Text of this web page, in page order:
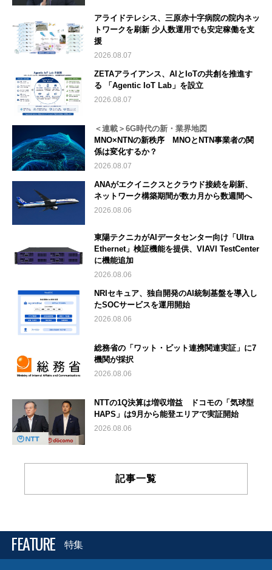
アライドテレシス、三原赤十字病院の院内ネッ
トワークを刷新 少人数運用でも安定稼働を支
援
2026.08.07
ZETAアライアンス、AIとIoTの共創を推進す
る 「Agentic IoT Lab」を設立
2026.08.07
＜連載＞6G時代の新・業界地図
MNO×NTNの新秩序 MNOとNTN事業者の関
係は変化するか？
2026.08.07
ANAがエクイニクスとクラウド接続を刷新、
ネットワーク構築期間が数カ月から数週間へ
2026.08.06
東陽テクニカがAIデータセンター向け「Ultra
Ethernet」検証機能を提供、VIAVI TestCenter
に機能追加
2026.08.06
NRIセキュア、独自開発のAI統制基盤を導入し
たSOCサービスを運用開始
2026.08.06
総務省の「ワット・ビット連携関連実証」に7
機関が採択
2026.08.06
NTTの1Q決算は増収増益 ドコモの「気球型
HAPS」は9月から能登エリアで実証開始
2026.08.06
記事一覧
FEATURE 特集